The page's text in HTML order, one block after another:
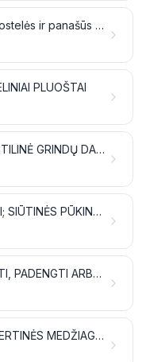
CHEMINĖS GIJOS; juostelės ir panašūs dirbiniai iš cheminių tekstilės medžiagų
PLUOŠTAI
KILIMAI IR KITA TEKSTILINĖ GRINDŲ DANGA
SPECIALIEJI AUDINIAI; SIŪTINĖS PŪKINĖS TEKSTILĖS MEDŽIAGOS; NĖRINIAI; GOBELENAI; APSIUVAI; SIUVINĖJIMAI
ĮMIRKYTI, APTRAUKTI, PADENGTI ARBA LAMINUOTI TEKSTILĖS AUDEKLAI; TEKSTILĖS DIRBINIAI, TINKAMI NAUDOTI PRAMONĖJE
MEGZTINĖS ARBA NERTINĖS MEDŽIAGOS